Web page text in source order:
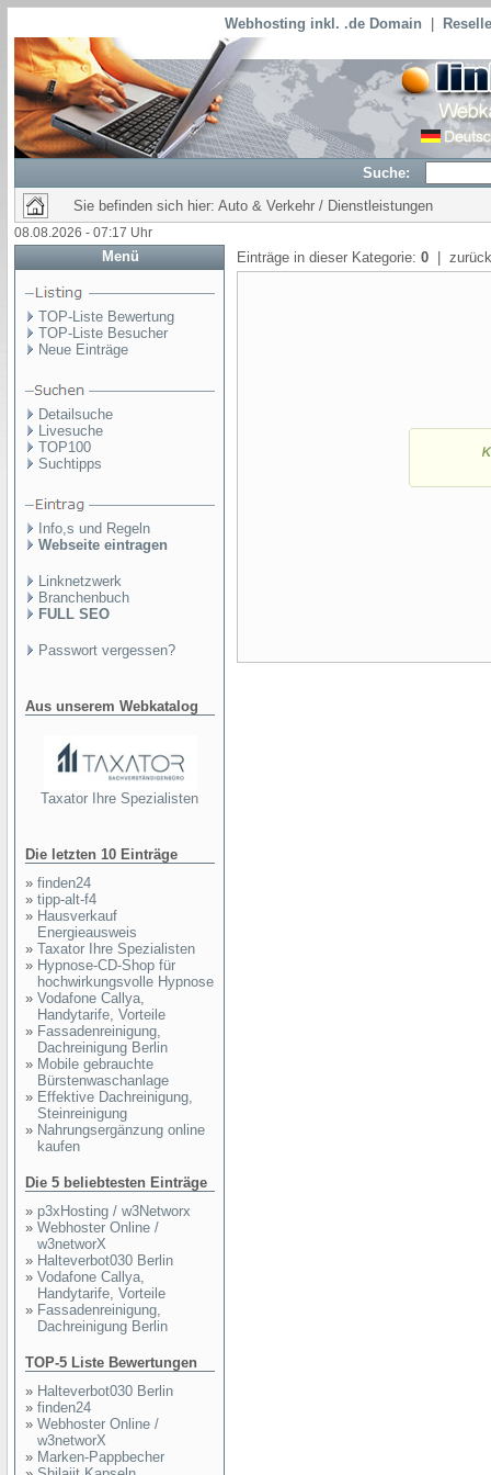
Webhosting inkl. .de Domain
Suche:
Sie befinden sich hier: Auto & Verkehr / Dienstleistungen
08.08.2026 - 07:17 Uhr
Menü
TOP-Liste Bewertung
TOP-Liste Besucher
Neue Einträge
Detailsuche
Livesuche
TOP100
Suchtipps
Info,s und Regeln
Webseite eintragen
Linknetzwerk
Branchenbuch
FULL SEO
Passwort vergessen?
Aus unserem Webkatalog
Taxator Ihre Spezialisten
Die letzten 10 Einträge
» finden24
» tipp-alt-f4
» Hausverkauf
Energieausweis
» Taxator Ihre Spezialisten
» Hypnose-CD-Shop für
hochwirkungsvolle Hypnose
» Vodafone Callya,
Handytarife, Vorteile
» Fassadenreinigung,
Dachreinigung Berlin
» Mobile gebrauchte
Bürstenwaschanlage
» Effektive Dachreinigung,
Steinreinigung
» Nahrungsergänzung online
kaufen
Die 5 beliebtesten Einträge
» p3xHosting / w3Networx
» Webhoster Online /
w3networX
» Halteverbot030 Berlin
» Vodafone Callya,
Handytarife, Vorteile
» Fassadenreinigung,
Dachreinigung Berlin
TOP-5 Liste Bewertungen
» Halteverbot030 Berlin
» finden24
» Webhoster Online /
w3networX
» Marken-Pappbecher
Einträge in dieser Kategorie: 0 |